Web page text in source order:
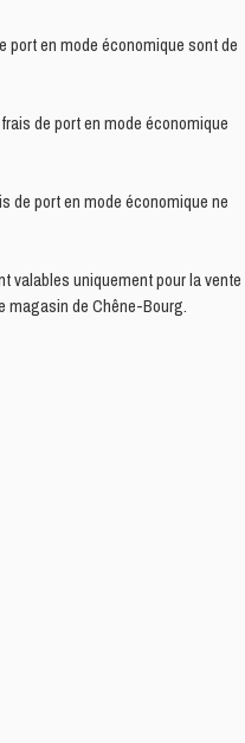
port en mode économique sont de
de port en mode économique
de port en mode économique ne
valables uniquement pour la vente
magasin de Chêne-Bourg.